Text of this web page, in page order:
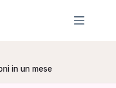
in un mese